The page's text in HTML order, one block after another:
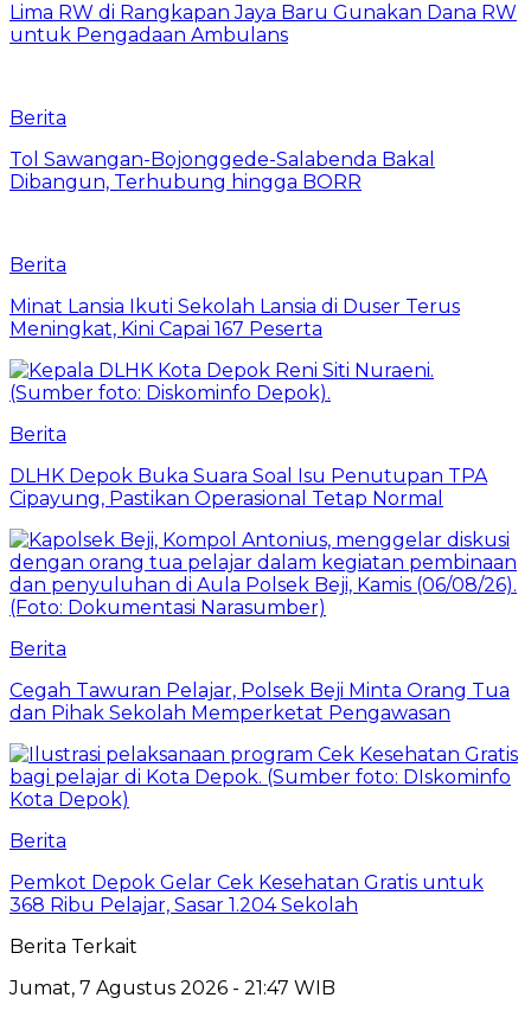
Lima RW di Rangkapan Jaya Baru Gunakan Dana RW
untuk Pengadaan Ambulans
Berita
Tol Sawangan-Bojonggede-Salabenda Bakal
Dibangun, Terhubung hingga BORR
Berita
Minat Lansia Ikuti Sekolah Lansia di Duser Terus
Meningkat, Kini Capai 167 Peserta
Berita
DLHK Depok Buka Suara Soal Isu Penutupan TPA
Cipayung, Pastikan Operasional Tetap Normal
Berita
Cegah Tawuran Pelajar, Polsek Beji Minta Orang Tua
dan Pihak Sekolah Memperketat Pengawasan
Berita
Pemkot Depok Gelar Cek Kesehatan Gratis untuk
368 Ribu Pelajar, Sasar 1.204 Sekolah
Berita Terkait
Jumat, 7 Agustus 2026 - 21:47 WIB